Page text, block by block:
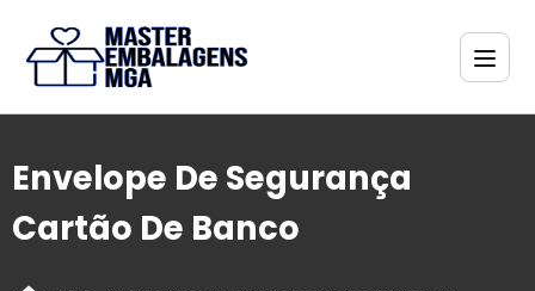
Envelope De Segurança
Cartão De Banco